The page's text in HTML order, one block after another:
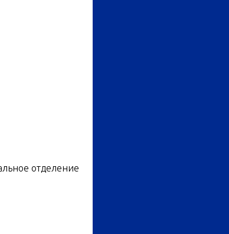
отделение